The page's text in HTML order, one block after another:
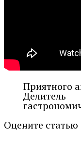
Приятного
Оцените статью